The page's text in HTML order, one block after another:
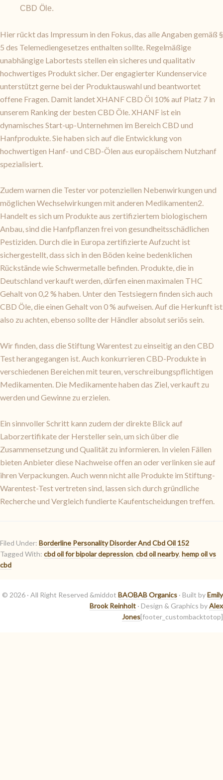
CBD Öle.
Hier rückt das Impressum in den Fokus, das alle Angaben gemäß §
5 des Telemediengesetzes enthalten sollte. Regelmäßige
unabhängige Labortests stellen ein sicheres und qualitativ
hochwertiges Produkt sicher. Der engagierter Kundenservice
unterstützt gerne bei der Produktauswahl und beantwortet
offene Fragen. Damit landet XHANF CBD Öl 10% auf Platz 7 in
unserem Ranking der besten CBD Öle. XHANF ist ein
dynamisches Start-up-Unternehmen im Bereich CBD und
Hanfprodukte. Sie haben sich auf die Entwicklung von
hochwertigen Hanf- und CBD-Ölen aus europäischem Nutzhanf
spezialisiert.
Zudem warnen die Tester vor potenziellen Nebenwirkungen und
möglichen Wechselwirkungen mit anderen Medikamenten2.
Handelt es sich um Produkte aus zertifiziertem biologischem
Anbau, sind die Hanfpflanzen frei von gesundheitsschädlichen
Pestiziden. Durch die in Europa zertifizierte Aufzucht ist
sichergestellt, dass sich in den Böden keine bedenklichen
Rückstände wie Schwermetalle befinden. Produkte, die in
Deutschland verkauft werden, dürfen einen maximalen THC
Gehalt von 0,2 % haben. Unter den Testsiegern finden sich auch
CBD Öle, die einen Gehalt von 0 % aufweisen. Auf die Herkunft ist
also zu achten, ebenso sollte der Händler absolut seriös sein.
Wir finden, dass die Stiftung Warentest zu einseitig an den CBD
Test herangegangen ist. Auch konkurrieren CBD-Produkte in
verschiedenen Bereichen mit teuren, verschreibungspflichtigen
Medikamenten. Die Medikamente haben das Ziel, verkauft zu
werden und Gewinne zu erzielen.
Ein sinnvoller Schritt kann zudem der direkte Blick auf
Laborzertifikate der Hersteller sein, um sich über die
Zusammensetzung und Qualität zu informieren. In vielen Fällen
bieten Anbieter diese Nachweise offen an oder verlinken sie auf
ihren Verpackungen. Auch wenn nicht alle Produkte im Stiftung-
Warentest-Test vertreten sind, lassen sich durch gründliche
Recherche und Vergleich fundierte Kaufentscheidungen treffen.
Filed Under: Borderline Personality Disorder And Cbd Oil 152
Tagged With: cbd oil for bipolar depression, cbd oil nearby, hemp oil vs
cbd
© 2026 · All Right Reserved &middot BAOBAB Organics · Built byEmily
Brook Reinholt · Design & Graphics byAlex
Jones[footer_custombacktotop]